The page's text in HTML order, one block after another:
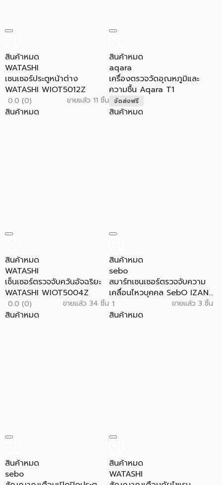
สินค้าหมด
WATASHI
เซนเซอร์ประตูหน้าต่าง
WATASHI WIOT5012Z
0.0 (0) ขายแล้ว 11 ชิ้น
สินค้าหมด
สินค้าหมด
aqara
เครื่องตรวจวัดอุณหภูมิและ
ความชื้น Aqara T1
จัดส่งฟรี
สินค้าหมด
สินค้าหมด
WATASHI
เซ็นเซอร์ตรวจจับควันอัจฉริยะ
WATASHI WIOT5004Z
0.0 (0) ขายแล้ว 34 ชิ้น
สินค้าหมด
สินค้าหมด
sebo
สมาร์ทเซนเซอร์ตรวจจับความ
เคลื่อนไหวบุคคล SebO IZAN...
1 ขายแล้ว 3 ชิ้น
สินค้าหมด
สินค้าหมด
sebo
สินค้าหมด
WATASHI